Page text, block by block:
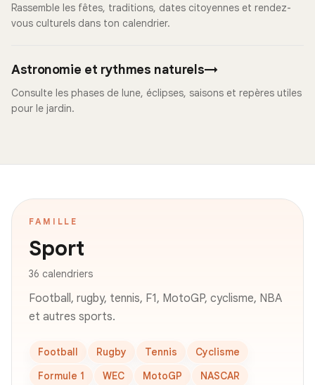
Rassemble les fêtes, traditions, dates citoyennes et rendez-
vous culturels dans ton calendrier.
Astronomie et rythmes naturels→
Consulte les phases de lune, éclipses, saisons et repères utiles
pour le jardin.
FAMILLE
Sport
36 calendriers
Football, rugby, tennis, F1, MotoGP, cyclisme, NBA
et autres sports.
Football Rugby Tennis
Cyclisme
Formule 1
WEC MotoGP
NASCAR